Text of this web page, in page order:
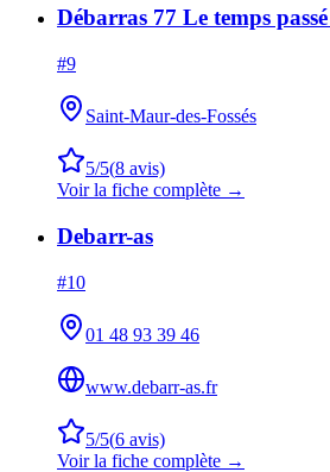
Débarras 77 Le temps
#9
Saint-Maur-des-Fossés
5/5(8 avis)
Voir la fiche complète →
Debarr-as
#10
01 48 93 39 46
www.debarr-as.fr
5/5(6 avis)
Voir la fiche complète →